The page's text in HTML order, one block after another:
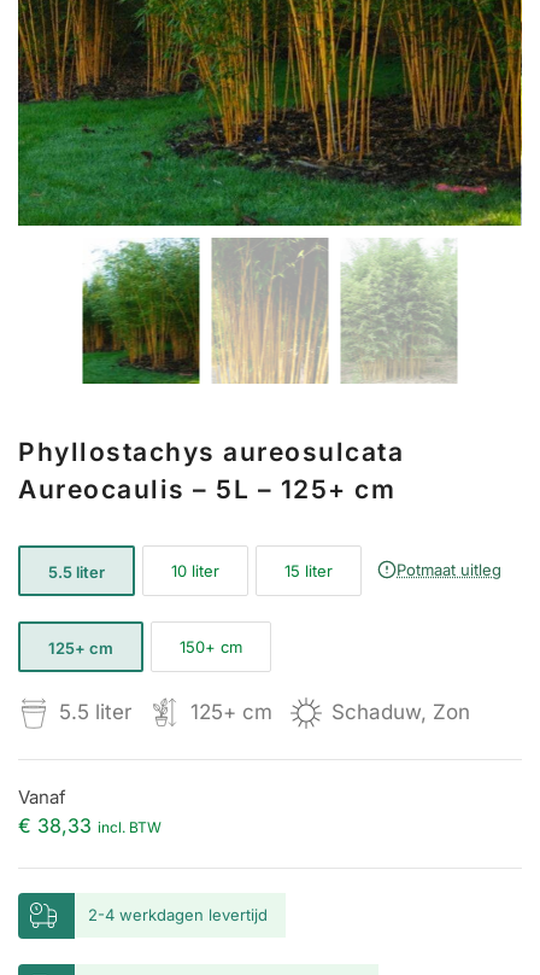
Phyllostachys aureosulcata
Aureocaulis – 5L – 125+ cm
5.5 liter 10 liter 15 liter Potmaat uitleg
125+ cm 150+ cm
5.5 liter 125+ cm Schaduw, Zon
Vanaf
€ 38,33 incl. BTW
2-4 werkdagen levertijd